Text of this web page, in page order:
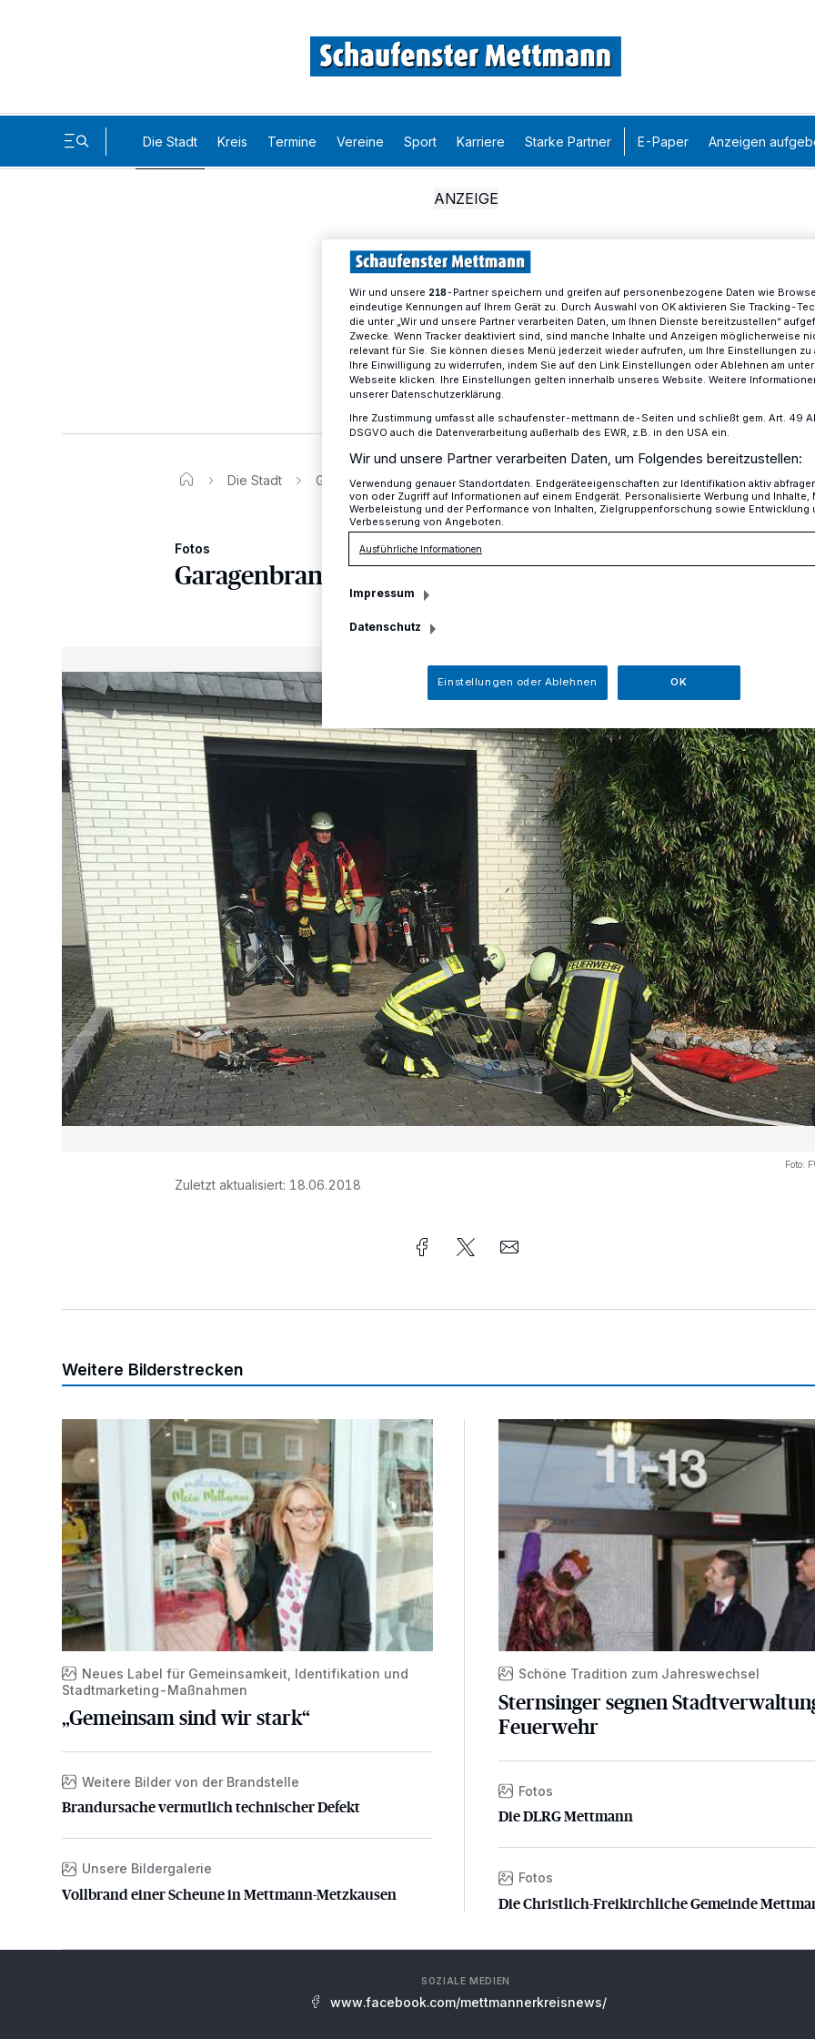
Die Stadt Kreis Termine Vereine Sport Karriere Starke Partner E-Paper Anzeigen
Die Stadt Garagenbrand Am Kämpchen
Fotos
Garagenbrand Am Kämpchen
Foto:
Zuletzt aktualisiert: 18.06.2018
Weitere Bilderstrecken
„Gemeinsam sind wir stark“
Neues Label für Gemeinsamkeit, Identifikation und
Stadtmarketing-Maßnahmen
„Gemeinsam sind wir stark“
Brandursache vermutlich technischer Defekt
Weitere Bilder von der Brandstelle
Brandursache vermutlich technischer Defekt
Vollbrand einer Scheune in Mettmann-Metzkausen
Unsere Bildergalerie
Vollbrand einer Scheune in Mettmann-Metzkausen
Sternsinger segnen Stadtverwaltung und
Schöne Tradition zum Jahreswechsel
Sternsinger segnen
Feuerwehr
Die DLRG Mettmann
Fotos
Die DLRG Mettmann
Die Christlich-Freikirchliche Gemeinde
Fotos
Die Christlich-Freikirchliche Gemeinde
SOZIALE MEDIEN
www.facebook.com/mettmannerkreisnews/
Wir und unsere 218-Partner speichern und greifen auf personenbezogene Daten wie
eindeutige Kennungen auf Ihrem Gerät zu. Durch Auswahl von OK aktivieren Sie Tracking-
die unter „Wir und unsere Partner verarbeiten Daten, um Ihnen Dienste bereitzustellen“
Zwecke. Wenn Tracker deaktiviert sind, sind manche Inhalte und Anzeigen möglicherweise
relevant für Sie. Sie können dieses Menü jederzeit wieder aufrufen, um Ihre Einstellungen zu
Ihre Einwilligung zu widerrufen, indem Sie auf den Link Einstellungen oder Ablehnen am
Webseite klicken. Ihre Einstellungen gelten innerhalb unseres Website. Weitere
unserer Datenschutzerklärung.
Ihre Zustimmung umfasst alle schaufenster-mettmann.de-Seiten und schließt gem. Art. 49
DSGVO auch die Datenverarbeitung außerhalb des EWR, z.B. in den USA ein.
Wir und unsere Partner verarbeiten Daten, um Folgendes bereitzustellen:
Verwendung genauer Standortdaten. Endgeräteeigenschaften zur Identifikation aktiv
von oder Zugriff auf Informationen auf einem Endgerät. Personalisierte Werbung und Inhalte,
Werbeleistung und der Performance von Inhalten, Zielgruppenforschung sowie Entwicklung
Verbesserung von Angeboten.
Ausführliche Informationen
Impressum
Datenschutz
Einstellungen oder Ablehnen OK